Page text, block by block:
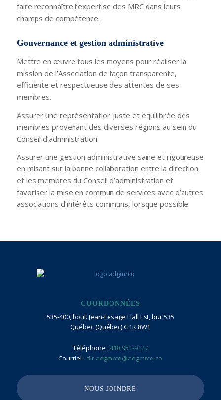
faire reconnaître l’expertise des MRC dans leurs
champs de compétence.
Gouvernance et gestion administrative
Mettre en œuvre tous les moyens pour réaliser la
mission de l’Association de façon transparente,
efficiente et respectueuse des attentes de ses
membres.
Assurer une représentation juste et équilibrée des
membres provenant des diverses régions au sein du
Conseil d’administration
Assurer une gestion administrative saine et rigoureuse
en misant sur la bonne collaboration entre la direction
et les membres du Conseil d’administration et
favoriser la mise en commun de services avec d’autres
associations d’intérêts communs, lorsque possible.
COORDONNÉES
535-400, boul. Jean-Lesage Hall Est, bur.535
Québec (Québec) G1K 8W1
Téléphone : 418 951-9127
Courriel : dir.adgmrcq@adgmrcq.ca
NOUS JOINDRE